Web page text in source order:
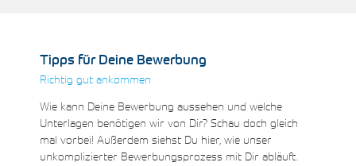
Tipps für Deine Bewerbung
Richtig gut ankommen
Wie kann Deine Bewerbung aussehen und welche
Unterlagen benötigen wir von Dir? Schau doch gleich
mal vorbei! Außerdem siehst Du hier, wie unser
unkomplizierter Bewerbungsprozess mit Dir abläuft.